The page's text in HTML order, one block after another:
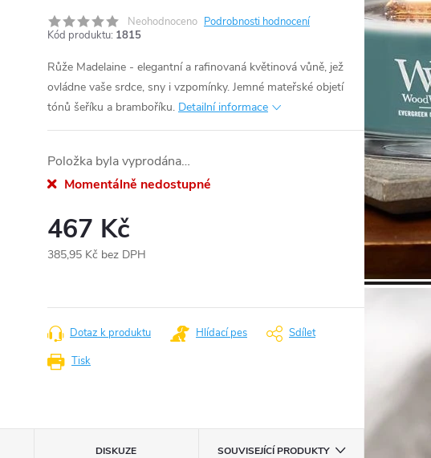
Neohodnoceno Podrobnosti hodnocení
Kód produktu: 1815
Růže Madelaine - elegantní a rafinovaná květinová vůně, jež
ovládne vaše srdce, sny i vzpomínky. Jemné mateřské objetí
tónů šeříku a bramboříku. Detailní informace
Položka byla vyprodána…
Momentálně nedostupné
467 Kč
385,95 Kč bez DPH
Tisk
Dotaz k produktu Hlídací pes Sdílet
DISKUZE SOUVISEJÍCÍ PRODUKTY